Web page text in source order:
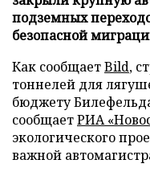
подземных
безопасной
Как сообщаетBild,
тоннелей для
бюджету
сообщаетРИА
экологического
важной